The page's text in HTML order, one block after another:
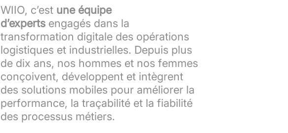
WIIO, c’est une équipe
d’experts engagés dans la
transformation digitale des opérations
logistiques et industrielles. Depuis plus
de dix ans, nos hommes et nos femmes
conçoivent, développent et intègrent
des solutions mobiles pour améliorer la
performance, la traçabilité et la fiabilité
des processus métiers.